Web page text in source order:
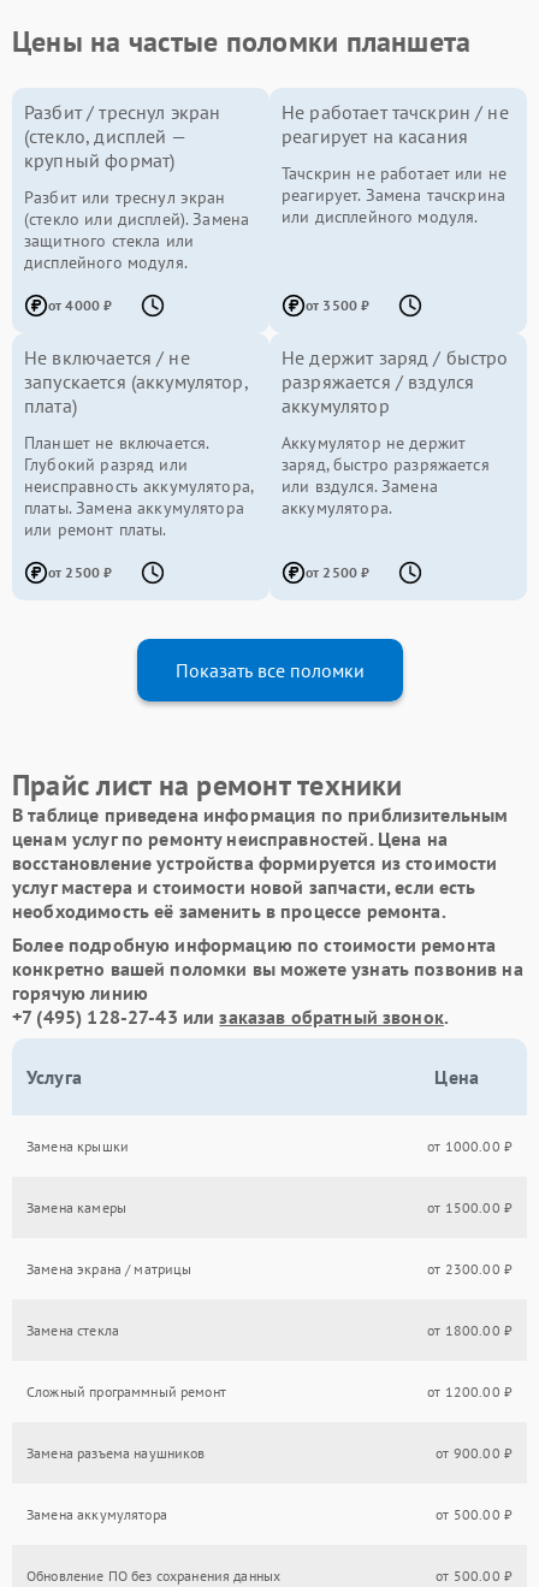
Цены на частые поломки планшета
Разбит / треснул экран
(стекло, дисплей —
крупный формат)
Разбит или треснул экран
(стекло или дисплей). Замена
защитного стекла или
дисплейного модуля.
от 4000 ₽
Не работает тачскрин / не
реагирует на касания
Тачскрин не работает или не
реагирует. Замена тачскрина
или дисплейного модуля.
от 3500 ₽
Не включается / не
запускается (аккумулятор,
плата)
Планшет не включается.
Глубокий разряд или
неисправность аккумулятора,
платы. Замена аккумулятора
или ремонт платы.
от 2500 ₽
Не держит заряд / быстро
разряжается / вздулся
аккумулятор
Аккумулятор не держит
заряд, быстро разряжается
или вздулся. Замена
аккумулятора.
от 2500 ₽
Показать все поломки
Прайс лист на ремонт техники
В таблице приведена информация по приблизительным
ценам услуг по ремонту неисправностей. Цена на
восстановление устройства формируется из стоимости
услуг мастера и стоимости новой запчасти, если есть
необходимость её заменить в процессе ремонта.
Более подробную информацию по стоимости ремонта
конкретно вашей поломки вы можете узнать позвонив на
горячую линию
+7 (495) 128-27-43 илизаказав обратный звонок.
Услуга Цена
Замена крышки от 1000.00 ₽
Замена камеры от 1500.00 ₽
Замена экрана / матрицы от 2300.00 ₽
Замена стекла от 1800.00 ₽
Сложный программный ремонт от 1200.00 ₽
Замена разъема наушников от 900.00 ₽
Замена аккумулятора от 500.00 ₽
Обновление ПО без сохранения данных от 500.00 ₽